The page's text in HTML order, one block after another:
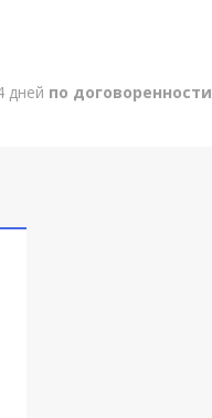
дней по договоренности